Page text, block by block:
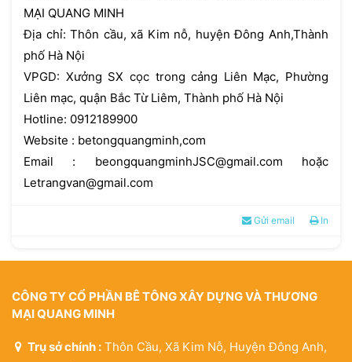
MẠI QUANG MINH
Địa chỉ: Thôn cầu, xã Kim nỗ, huyện Đông Anh,Thành
phố Hà Nội
VPGD: Xưởng SX cọc trong cảng Liên Mạc, Phường
Liên mạc, quận Bắc Từ Liêm, Thành phố Hà Nội
Hotline: 0912189900
Website : betongquangminh,com
Email : beongquangminhJSC@gmail.com hoặc
Letrangvan@gmail.com
Gửi email In
CÔNG TY CỔ PHẦN BÊ TÔNG XÂY DỰNG VÀ THƯƠNG
MẠI QUANG MINH
Trụ sở chính : Thôn Cầu, Xã Kim Nỗ, Huyện Đông Anh,